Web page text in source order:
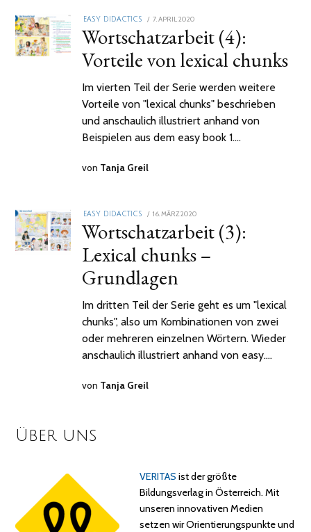
EASY DIDACTICS
POSTED
7. APRIL 2020
FEBRUAR
2021
Wortschatzarbeit (4):
Vorteile von lexical chunks
Im vierten Teil der Serie werden weitere
Vorteile von "lexical chunks" beschrieben
und anschaulich illustriert anhand von
Beispielen aus dem easy book 1.…
von Tanja Greil
EASY DIDACTICS
POSTED
16. MÄRZ 2020
FEBRUAR
2021
Wortschatzarbeit (3):
Lexical chunks –
Grundlagen
Im dritten Teil der Serie geht es um "lexical
chunks", also um Kombinationen von zwei
oder mehreren einzelnen Wörtern. Wieder
anschaulich illustriert anhand von easy.…
von Tanja Greil
Über uns
VERITAS ist der größte
Bildungsverlag in Österreich. Mit
unseren innovativen Medien
setzen wir Orientierungspunkte und